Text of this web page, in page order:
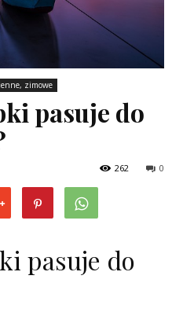
zimowe
pasuje do
0
262
pasuje do